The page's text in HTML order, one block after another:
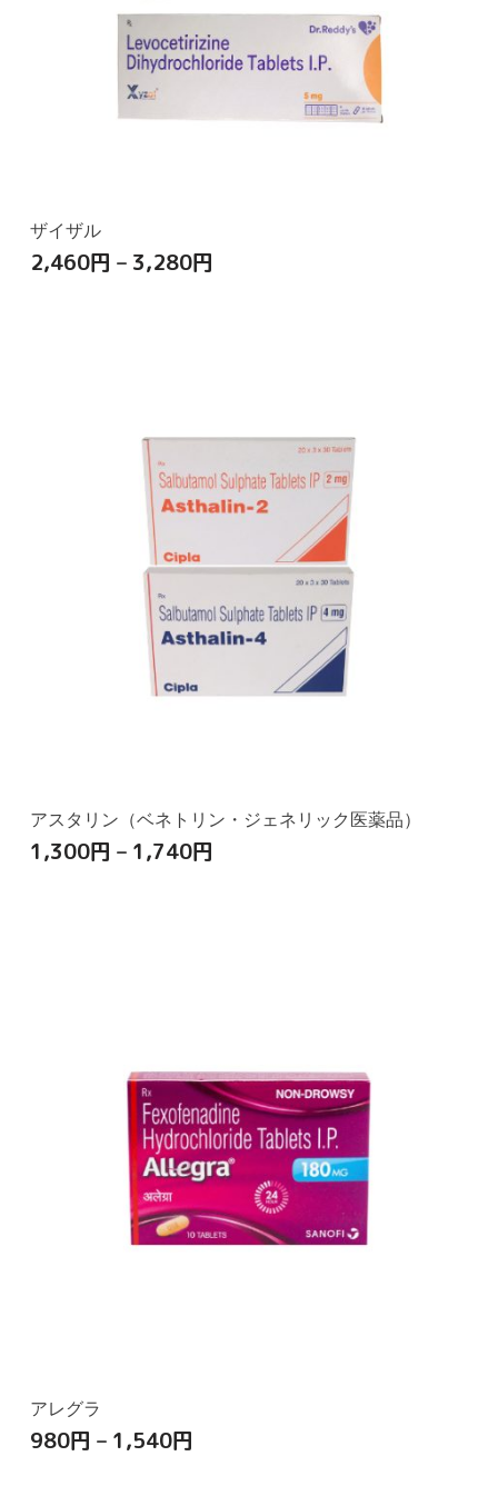
ザイザル
2,460円 – 3,280円
アスタリン（ベネトリン・ジェネリック医薬品）
1,300円 – 1,740円
アレグラ
980円 – 1,540円